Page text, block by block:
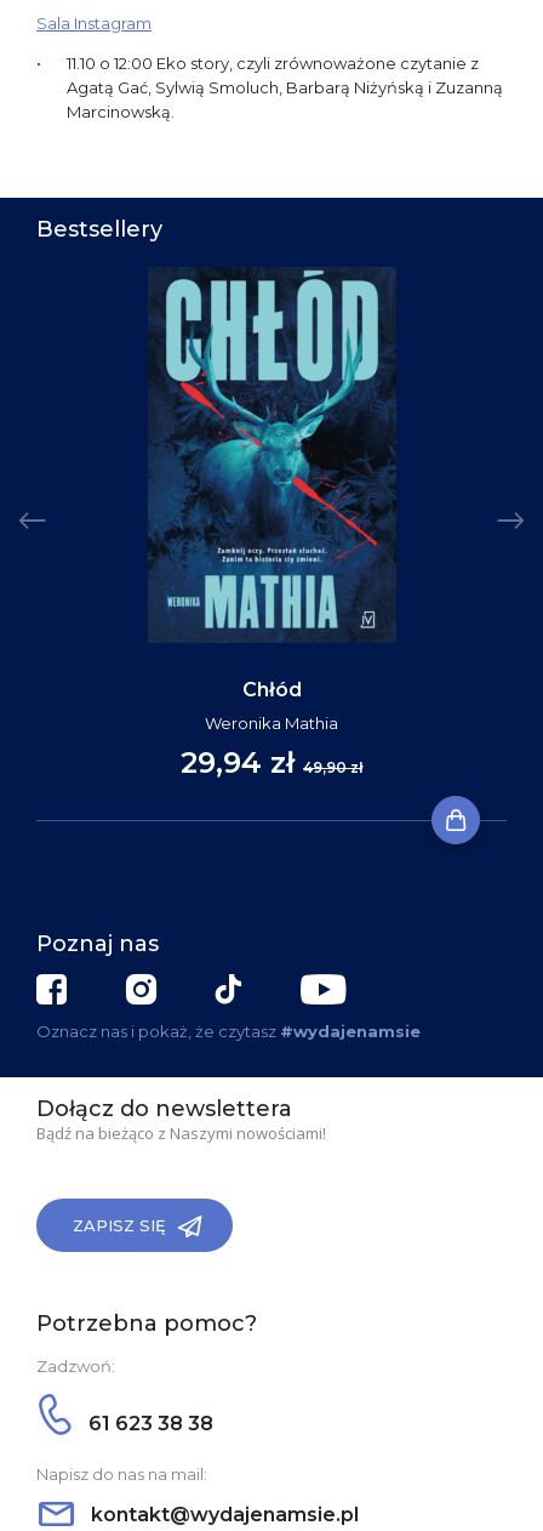
Sala Instagram
11.10 o 12:00 Eko story, czyli zrównoważone czytanie z
Agatą Gać, Sylwią Smoluch, Barbarą Niżyńską i Zuzanną
Marcinowską.
Bestsellery
Chłód
Weronika Mathia
29,94 zł 49,90 zł
Poznaj nas
Oznacz nas i pokaż, że czytasz #wydajenamsie
Dołącz do newslettera
Bądź na bieżąco z Naszymi nowościami!
ZAPISZ SIĘ
Potrzebna pomoc?
Zadzwoń:
61 623 38 38
Napisz do nas na mail:
kontakt@wydajenamsie.pl